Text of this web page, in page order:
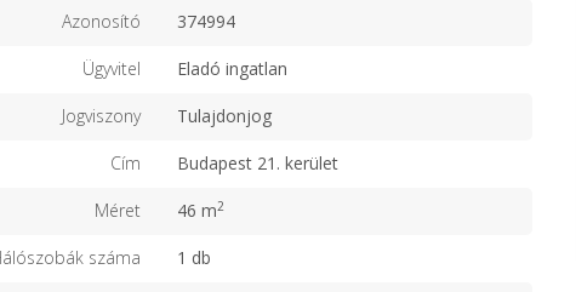
Azonosító 374994
Ügyvitel Eladó ingatlan
Jogviszony Tulajdonjog
Cím Budapest 21. kerület
Méret 46 m2
száma 1 db